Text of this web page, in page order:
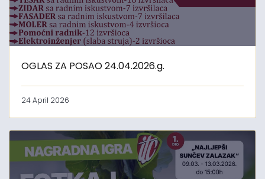
OGLAS ZA POSAO 24.04.2026.g.
24 April 2026